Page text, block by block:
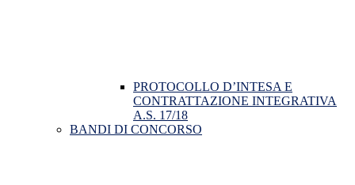
PROTOCOLLO D’INTESA E
CONTRATTAZIONE INTEGRATIVA
A.S. 17/18
BANDI DI CONCORSO